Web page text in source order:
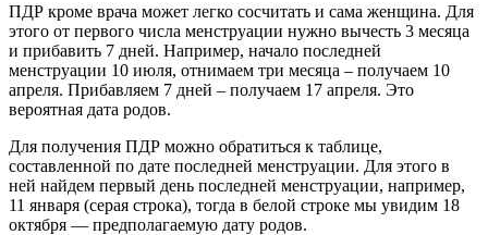
ПДР кроме врача может легко сосчитать и сама женщина. Для
этого от первого числа менструации нужно вычесть 3 месяца
и прибавить 7 дней. Например, начало последней
менструации 10 июля, отнимаем три месяца – получаем 10
апреля. Прибавляем 7 дней – получаем 17 апреля. Это
вероятная дата родов.
Для получения ПДР можно обратиться к таблице,
составленной по дате последней менструации. Для этого в
ней найдем первый день последней менструации, например,
11 января (серая строка), тогда в белой строке мы увидим 18
октября — предполагаемую дату родов.